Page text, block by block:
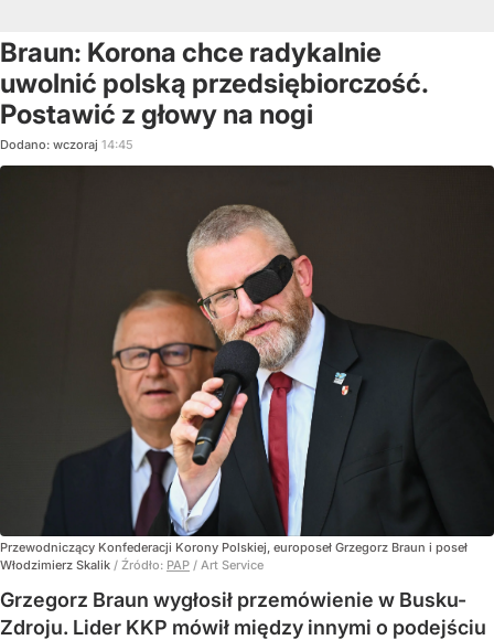
Braun: Korona chce radykalnie
uwolnić polską przedsiębiorczość.
Postawić z głowy na nogi
Dodano: wczoraj 14:45
Przewodniczący Konfederacji Korony Polskiej, europoseł Grzegorz Braun i poseł
Włodzimierz Skalik / Źródło: PAP / Art Service
Grzegorz Braun wygłosił przemówienie w Busku-
Zdroju. Lider KKP mówił między innymi o podejściu